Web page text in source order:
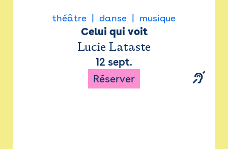
théâtre danse musique
Celui qui voit
Lucie Lataste
12 sept.
Réserver